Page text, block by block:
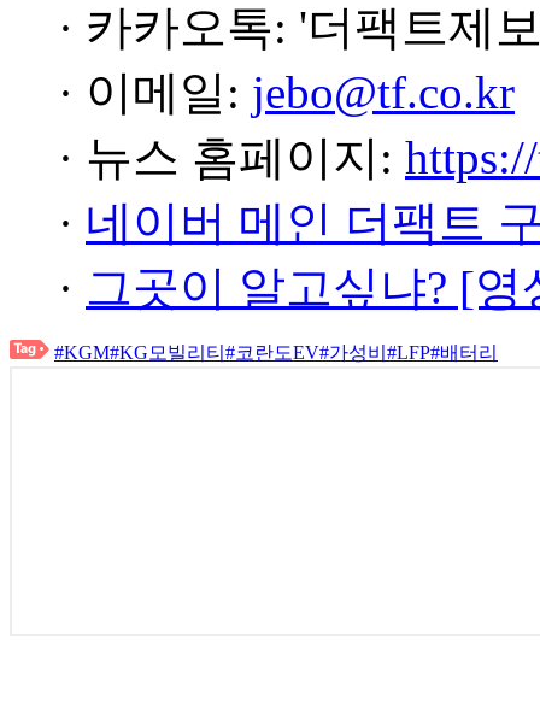
· 카카오톡: '더팩트제
· 이메일: jebo@tf.co.kr
· 뉴스 홈페이지:
· 네이버 메인 더팩트
· 그곳이 알고싶냐? [
#KGM#KG모빌리티 #코란도EV#가성비 #LFP#배터리